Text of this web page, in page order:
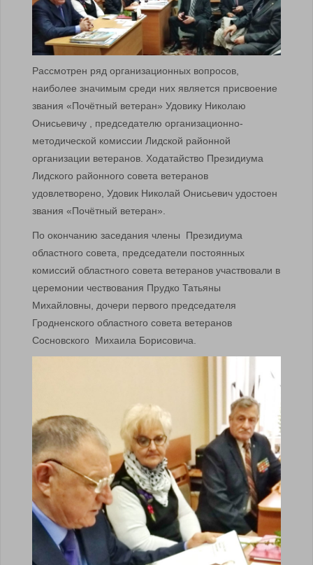
Рассмотрен ряд организационных вопросов,
наиболее значимым среди них является присвоение
звания «Почётный ветеран» Удовику Николаю
Онисьевичу , председателю организационно-
методической комиссии Лидской районной
организации ветеранов. Ходатайство Президиума
Лидского районного совета ветеранов
удовлетворено, Удовик Николай Онисьевич удостоен
звания «Почётный ветеран».
По окончанию заседания члены Президиума
областного совета, председатели постоянных
комиссий областного совета ветеранов участвовали в
церемонии чествования Прудко Татьяны
Михайловны, дочери первого председателя
Гродненского областного совета ветеранов
Сосновского Михаила Борисовича.